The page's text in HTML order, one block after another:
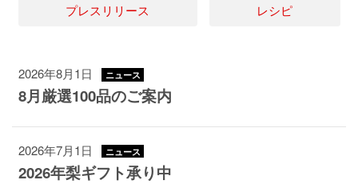
プレスリリース レシピ
2026年8月1日 ニュース
8月厳選100品のご案内
2026年7月1日 ニュース
2026年梨ギフト承り中